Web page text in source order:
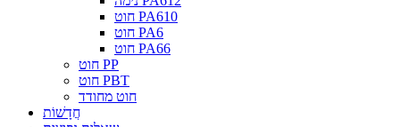
חוט PA610
חוט PA6
חוט PA66
חוט PP
חוט PBT
חוט מחודד
חֲדָשׁוֹת